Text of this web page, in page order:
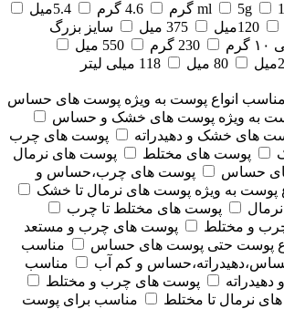
ml
5g 4.6 گرم
5.4میل
120میل 375 میل
سایز بزرگ
230 گرم
550 میل
80 میل
118 میلی لیتر
مناسب انواع پوست به ویژه پوست های حساس
به ویژه پوست های خشک و حساس
های خشک و دهیدراته
پوست های چرب
پوست های مختلط
پوست های نرمال
حساس
پوست های چرب،حساس و
پوست به ویژه پوست های نرمال تا خشک
پوست های مختلط تا چرب
و مختلط
پوست های چرب و مستعد
پوست حتی پوست های حساس
مناسب
و کم آب
مناسب
پوست های چرب و مختلط
نرمال تا مختلط
مناسب برای پوست